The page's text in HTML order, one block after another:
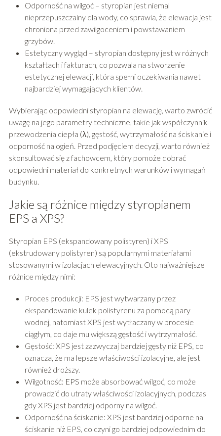
Odporność na wilgoć – styropian jest niemal
nieprzepuszczalny dla wody, co sprawia, że elewacja jest
chroniona przed zawilgoceniem i powstawaniem
grzybów.
Estetyczny wygląd – styropian dostępny jest w różnych
kształtach i fakturach, co pozwala na stworzenie
estetycznej elewacji, która spełni oczekiwania nawet
najbardziej wymagających klientów.
Wybierając odpowiedni styropian na elewację, warto zwrócić
uwagę na jego parametry techniczne, takie jak współczynnik
przewodzenia ciepła (λ), gęstość, wytrzymałość na ściskanie i
odporność na ogień. Przed podjęciem decyzji, warto również
skonsultować się z fachowcem, który pomoże dobrać
odpowiedni materiał do konkretnych warunków i wymagań
budynku.
Jakie są różnice między styropianem
EPS a XPS?
Styropian EPS (ekspandowany polistyren) i XPS
(ekstrudowany polistyren) są popularnymi materiałami
stosowanymi w izolacjach elewacyjnych. Oto najważniejsze
różnice między nimi:
Proces produkcji: EPS jest wytwarzany przez
ekspandowanie kulek polistyrenu za pomocą pary
wodnej, natomiast XPS jest wytłaczany w procesie
ciągłym, co daje mu większą gęstość i wytrzymałość.
Gęstość: XPS jest zazwyczaj bardziej gęsty niż EPS, co
oznacza, że ma lepsze właściwości izolacyjne, ale jest
również droższy.
Wilgotność: EPS może absorbować wilgoć, co może
prowadzić do utraty właściwości izolacyjnych, podczas
gdy XPS jest bardziej odporny na wilgoć.
Odporność na ściskanie: XPS jest bardziej odporne na
ściskanie niż EPS, co czyni go bardziej odpowiednim do